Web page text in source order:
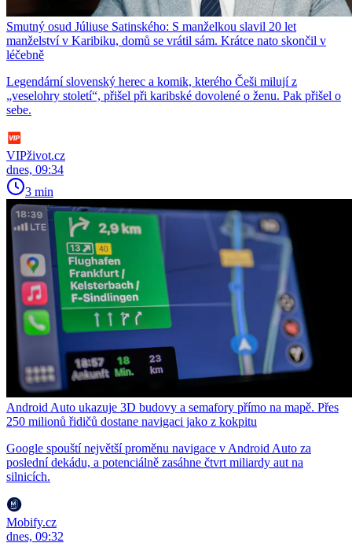
Smutný osud Júliuse Satinského: S manželkou slavil 20 let
manželství v Karibiku, domů se vrátil sám. Krátce nato skončil v
léčebně
Legendární slovenský herec a komik, kterého Češi milují z
„veselohry století“, přišel při karibské dovolené o ženu. Pak přišel o
sebe.
VIPživot.cz
dnes, 09:34
3 min
Android Auto ukazuje 3D budovy a semafory přímo na mapě. Přes
250 milionů řidičů dostane navigaci jako z kokpitu
Google spouští největší proměnu navigace v Android Auto za
poslední dekádu, a potenciálně zasáhne čtvrt miliardy aut na
silnicích.
Mobify.cz
dnes, 09:32